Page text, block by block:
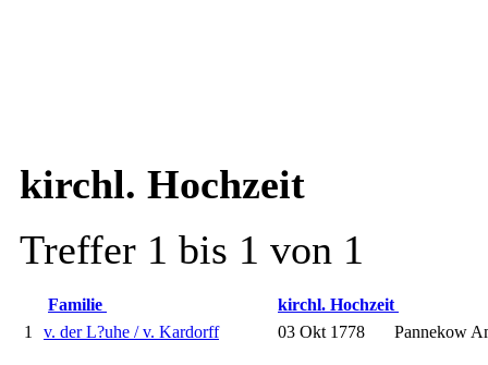
kirchl. Hochzeit
Treffer 1 bis 1 von 1
Familie
kirchl. Hochzeit
1
v. der L?uhe / v. Kardorff 03 Okt 1778 Pannekow